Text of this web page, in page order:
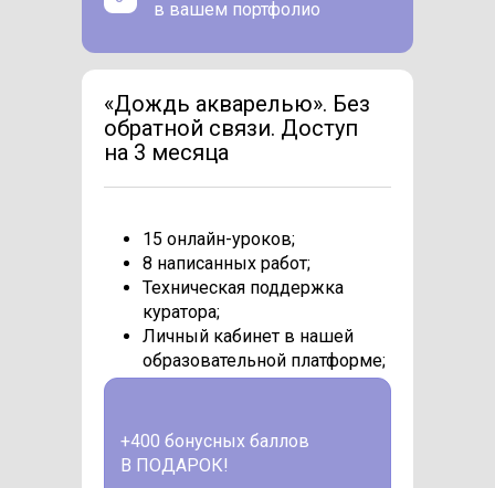
в вашем портфолио
15 онлайн-уроков;
8 написанных работ;
Техническая поддержка
куратора;
Личный кабинет в нашей
образовательной платформе;
«Дождь акварелью». Без
обратной связи. Доступ
на 3 месяца
+400 бонусных баллов
В ПОДАРОК!